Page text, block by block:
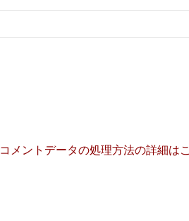
コメントデータの処理方法の詳細はこ